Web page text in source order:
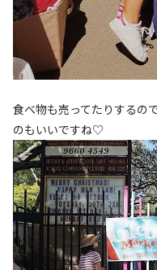
食べ物も売ってたりするの
のもいいですね♡